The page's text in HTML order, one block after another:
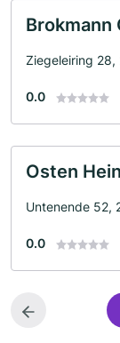
Brokmann
Ziegeleiring 28,
0.0
Osten
Untenende 52,
0.0